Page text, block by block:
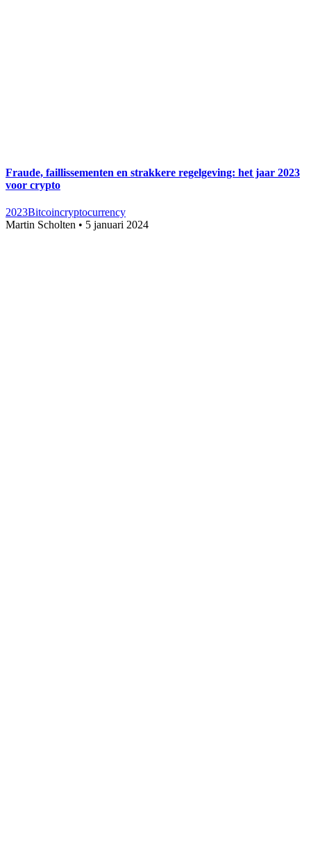
Fraude, faillissementen en strakkere regelgeving: het jaar 2023
voor crypto
2023Bitcoincryptocurrency
Martin Scholten • 5 januari 2024